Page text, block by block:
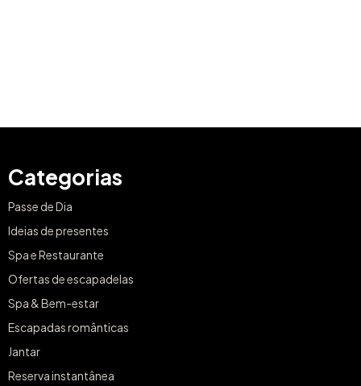
Categorias
Passe de Dia
Ideias de presentes
Spa e Restaurante
Ofertas de escapadelas
Spa & Bem-estar
Escapadas românticas
Jantar
Reserva instantânea